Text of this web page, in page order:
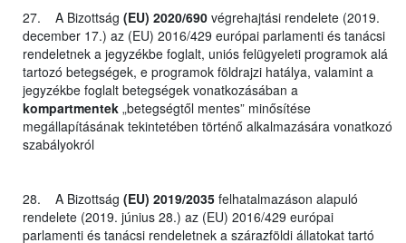
27. A Bizottság (EU) 2020/690 végrehajtási rendelete (2019.
december 17.) az (EU) 2016/429 európai parlamenti és tanácsi
rendeletnek a jegyzékbe foglalt, uniós felügyeleti programok alá
tartozó betegségek, e programok földrajzi hatálya, valamint a
jegyzékbe foglalt betegségek vonatkozásában a
kompartmentek „betegségtől mentes” minősítése
megállapításának tekintetében történő alkalmazására vonatkozó
szabályokról
28. A Bizottság (EU) 2019/2035 felhatalmazáson alapuló
rendelete (2019. június 28.) az (EU) 2016/429 európai
parlamenti és tanácsi rendeletnek a szárazföldi állatokat tartó